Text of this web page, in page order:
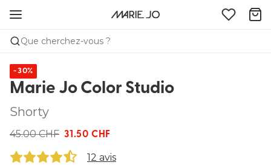
Que cherchez-vous ?
-30%
Marie Jo Color Studio
Shorty
45.00 CHF 31.50 CHF
12 avis